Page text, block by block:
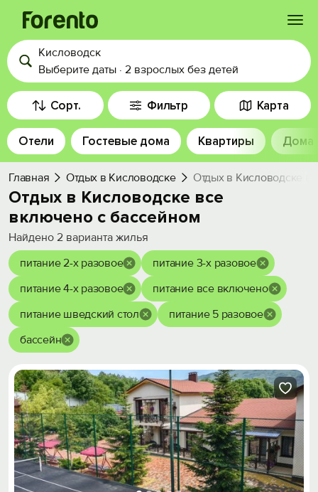
Войти
Избранное
История просмотра
Добавить свой объект
Кисловодск
Выберите даты · 2 взрослых без детей
Сорт. Фильтр Карта
Отели Гостевые дома Квартиры Дома
Главная Отдых в Кисловодске Отдых в Кисловодске
Отдых в Кисловодске все
включено с бассейном
Найдено 2 варианта жилья
питание 2-х разовое
питание 3-х разовое
питание 4-х разовое
питание все включено
питание шведский стол
питание 5 разовое
бассейн